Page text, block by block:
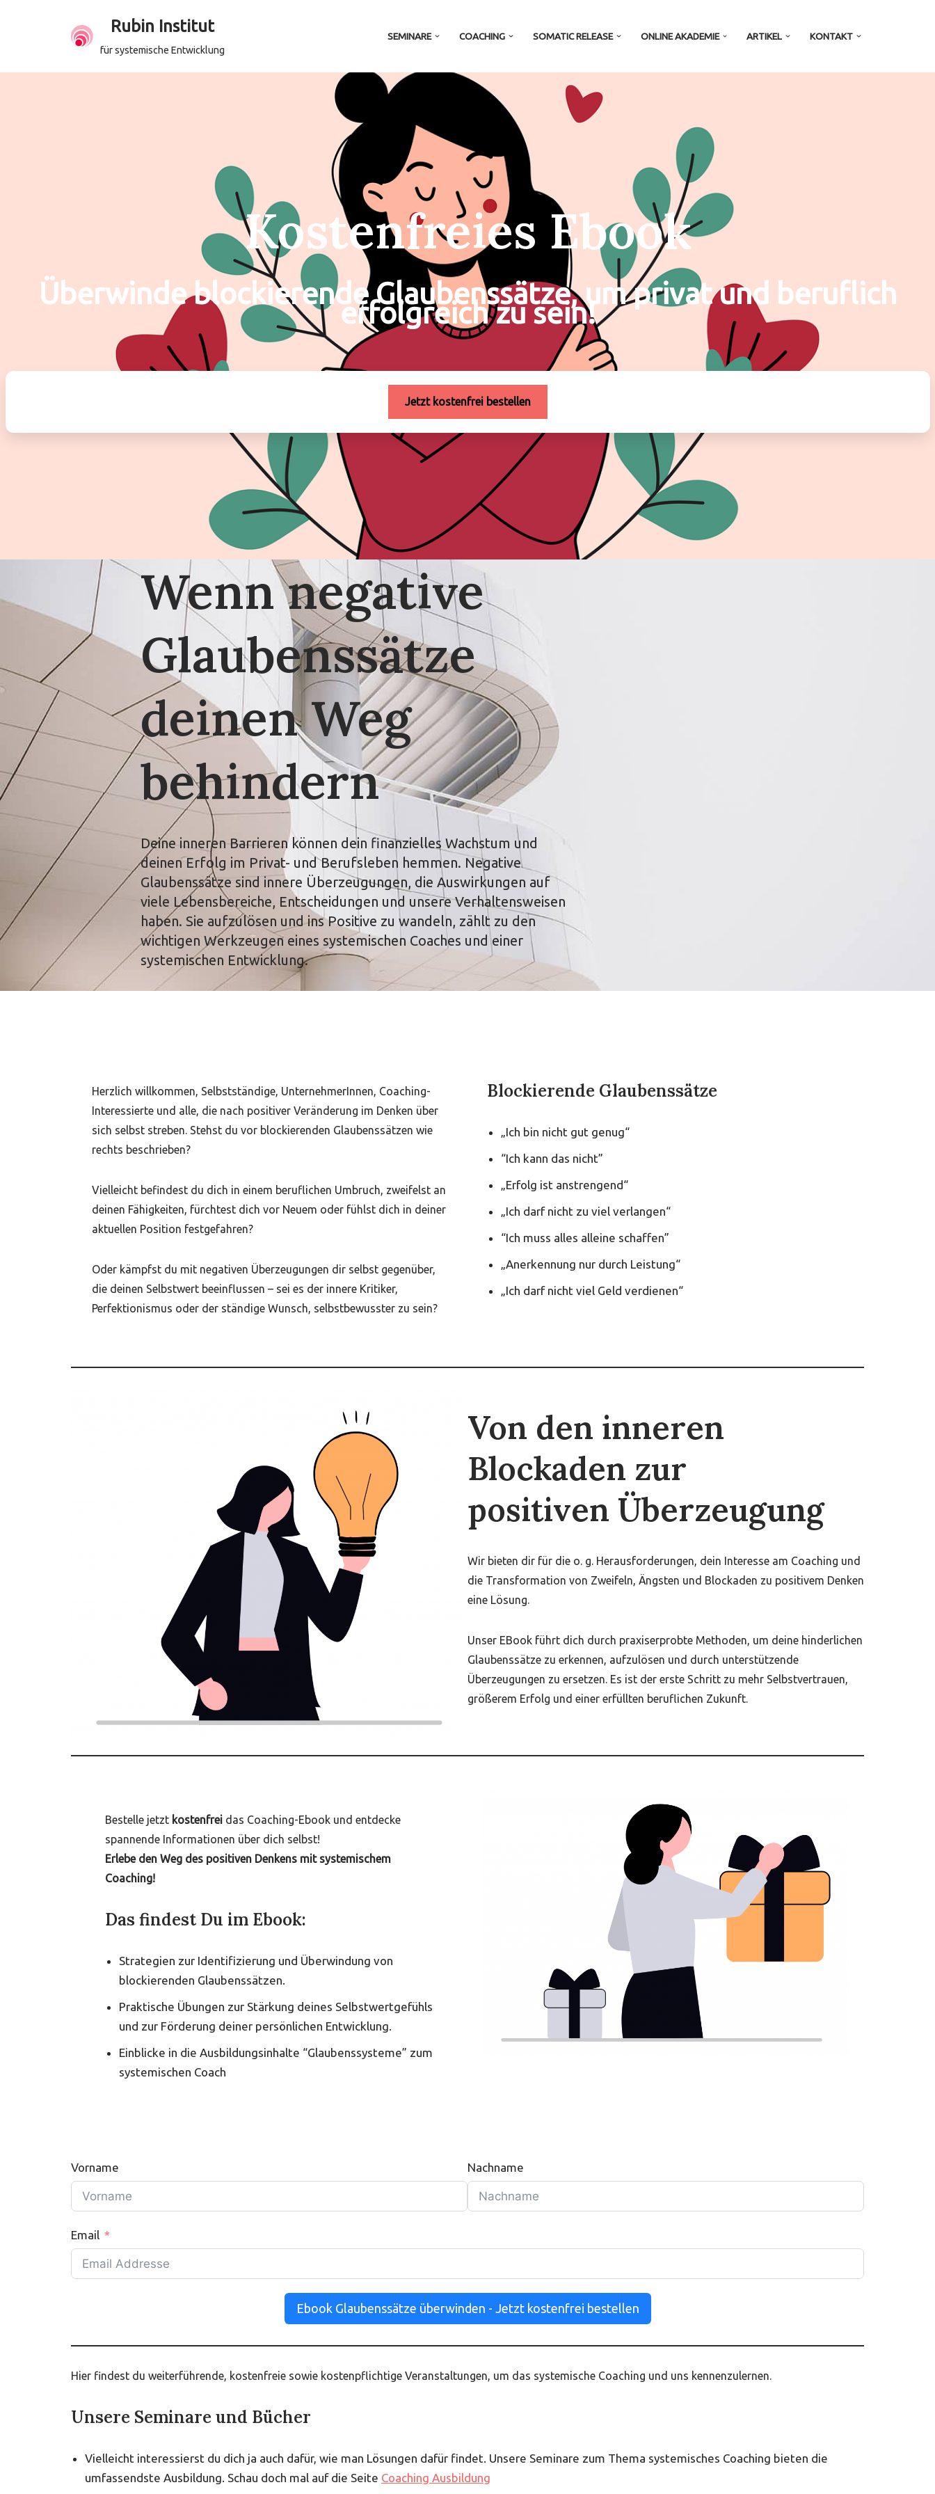
Rubin Institut
für systemische Entwicklung
SEMINARE COACHING SOMATIC RELEASE ONLINE AKADEMIE ARTIKEL KONTAKT
Kostenfreies Ebook
Überwinde blockierende Glaubenssätze, um privat und beruflich
erfolgreich zu sein!
Jetzt kostenfrei bestellen
Wenn negative
Glaubenssätze
deinen Weg
behindern
Deine inneren Barrieren können dein finanzielles Wachstum und
deinen Erfolg im Privat- und Berufsleben hemmen. Negative
Glaubenssätze sind innere Überzeugungen, die Auswirkungen auf
viele Lebensbereiche, Entscheidungen und unsere Verhaltensweisen
haben. Sie aufzulösen und ins Positive zu wandeln, zählt zu den
wichtigen Werkzeugen eines systemischen Coaches und einer
systemischen Entwicklung.
Herzlich willkommen, Selbstständige, UnternehmerInnen, Coaching-
Interessierte und alle, die nach positiver Veränderung im Denken über
sich selbst streben. Stehst du vor blockierenden Glaubenssätzen wie
rechts beschrieben?
Vielleicht befindest du dich in einem beruflichen Umbruch, zweifelst an
deinen Fähigkeiten, fürchtest dich vor Neuem oder fühlst dich in deiner
aktuellen Position festgefahren?
Oder kämpfst du mit negativen Überzeugungen dir selbst gegenüber,
die deinen Selbstwert beeinflussen – sei es der innere Kritiker,
Perfektionismus oder der ständige Wunsch, selbstbewusster zu sein?
Blockierende Glaubenssätze
„Ich bin nicht gut genug“
“Ich kann das nicht”
„Erfolg ist anstrengend“
„Ich darf nicht zu viel verlangen“
“Ich muss alles alleine schaffen”
„Anerkennung nur durch Leistung“
„Ich darf nicht viel Geld verdienen“
Von den inneren
Blockaden zur
positiven Überzeugung
Wir bieten dir für die o. g. Herausforderungen, dein Interesse am Coaching und
die Transformation von Zweifeln, Ängsten und Blockaden zu positivem Denken
eine Lösung.
Unser EBook führt dich durch praxiserprobte Methoden, um deine hinderlichen
Glaubenssätze zu erkennen, aufzulösen und durch unterstützende
Überzeugungen zu ersetzen. Es ist der erste Schritt zu mehr Selbstvertrauen,
größerem Erfolg und einer erfüllten beruflichen Zukunft.
Bestelle jetzt kostenfrei das Coaching-Ebook und entdecke
spannende Informationen über dich selbst!
Erlebe den Weg des positiven Denkens mit systemischem
Coaching!
Das findest Du im Ebook:
Strategien zur Identifizierung und Überwindung von
blockierenden Glaubenssätzen.
Praktische Übungen zur Stärkung deines Selbstwertgefühls
und zur Förderung deiner persönlichen Entwicklung.
Einblicke in die Ausbildungsinhalte “Glaubenssysteme” zum
systemischen Coach
Vorname Nachname
Email
Ebook Glaubenssätze überwinden - Jetzt kostenfrei bestellen
Hier findest du weiterführende, kostenfreie sowie kostenpflichtige Veranstaltungen, um das systemische Coaching und uns kennenzulernen.
Unsere Seminare und Bücher
Vielleicht interessierst du dich ja auch dafür, wie man Lösungen dafür findet. Unsere Seminare zum Thema systemisches Coaching bieten die
umfassendste Ausbildung. Schau doch mal auf die Seite Coaching Ausbildung